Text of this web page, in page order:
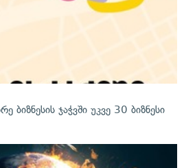
ბიზნესის ჯაჭვში უკვე 30 ბიზნესი